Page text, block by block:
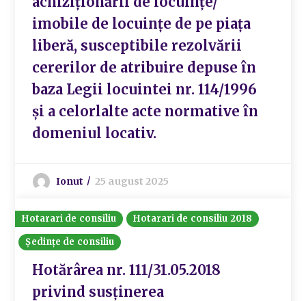
imobile de locuinţe de pe piaţa
liberă, susceptibile rezolvării
cererilor de atribuire depuse în
baza Legii locuintei nr. 114/1996
şi a celorlalte acte normative în
domeniul locativ.
Ionut 25 august 2025
Hotarari de consiliu
Hotarari de consiliu 2018
Ședințe de consiliu
Hotărârea nr. 111/31.05.2018
privind susținerea